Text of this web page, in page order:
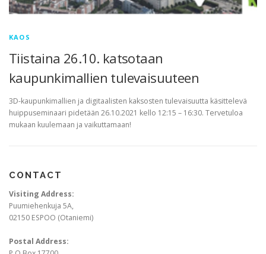
KAOS
Tiistaina 26.10. katsotaan
kaupunkimallien tulevaisuuteen
3D-kaupunkimallien ja digitaalisten kaksosten tulevaisuutta käsittelevä
huippuseminaari pidetään 26.10.2021 kello 12:15 – 16:30. Tervetuloa
mukaan kuulemaan ja vaikuttamaan!
CONTACT
Visiting Address:
Puumiehenkuja 5A,
02150 ESPOO (Otaniemi)
Postal Address: